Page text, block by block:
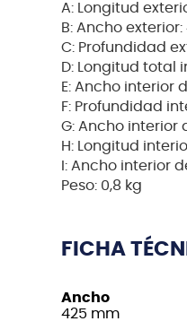
A: Longitud
B: Ancho
C: Profundidad
D: Longitud total
E: Ancho interior
F: Profundidad
G: Ancho interior
H: Longitud
I: Ancho interior
Peso: 0,8 kg
FICHA
Ancho
425 mm